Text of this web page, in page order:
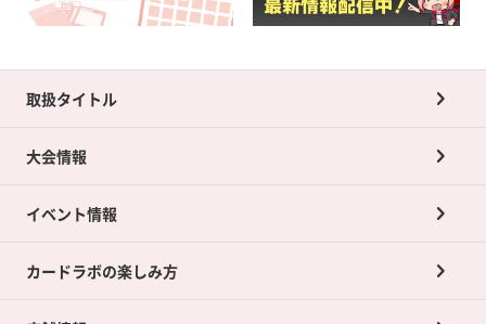
取扱タイトル
大会情報
イベント情報
カードラボの楽しみ方